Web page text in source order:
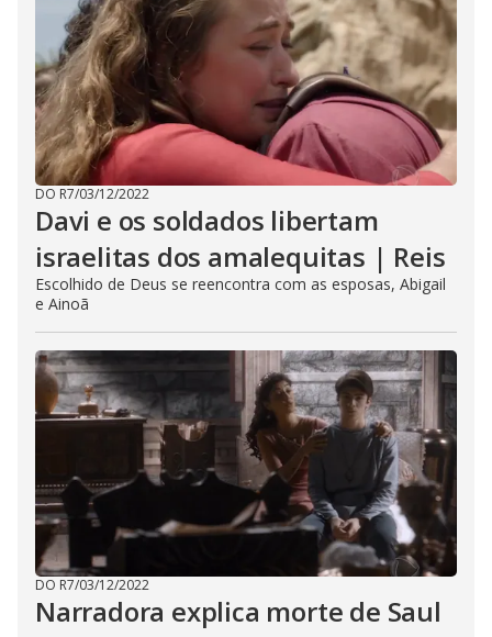
DO R7/03/12/2022
Davi e os soldados libertam
israelitas dos amalequitas | Reis
Escolhido de Deus se reencontra com as esposas, Abigail
e Ainoã
DO R7/03/12/2022
Narradora explica morte de Saul